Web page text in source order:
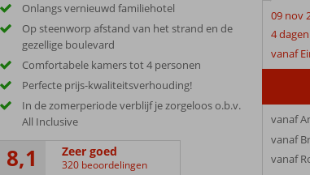
Onlangs vernieuwd familiehotel
Op steenworp afstand van het strand en de
gezellige boulevard
Comfortabele kamers tot 4 personen
Perfecte prijs-kwaliteitsverhouding!
In de zomerperiode verblijf je zorgeloos o.b.v.
All Inclusive
8,1 Zeer goed
320 beoordelingen
09 nov
4
vanaf
vanaf
vanaf
vanaf